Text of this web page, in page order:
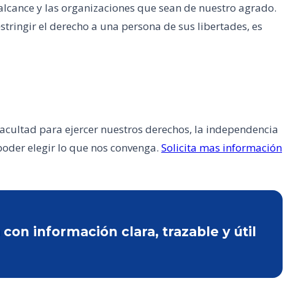
y las organizaciones que sean de nuestro agrado.
el derecho a una persona de sus libertades, es
para ejercer nuestros derechos, la independencia
elegir lo que nos convenga. Solicita mas información
información clara, trazable y útil